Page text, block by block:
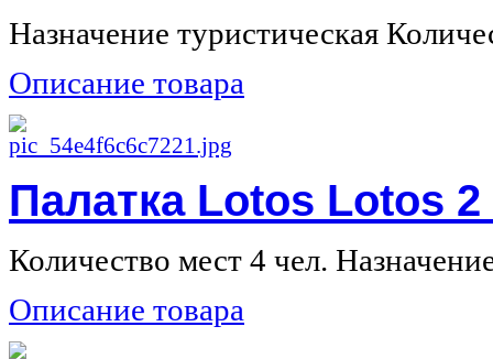
Назначение туристическая
Описание товара
Палатка Lotos Lotos
Количество мест 4 чел.
Описание товара